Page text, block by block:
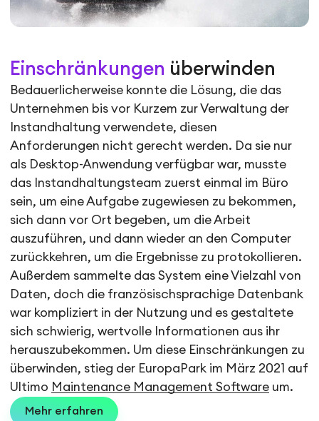
Einschränkungen überwinden
Bedauerlicherweise konnte die Lösung, die das
Unternehmen bis vor Kurzem zur Verwaltung der
Instandhaltung verwendete, diesen
Anforderungen nicht gerecht werden. Da sie nur
als Desktop-Anwendung verfügbar war, musste
das Instandhaltungsteam zuerst einmal im Büro
sein, um eine Aufgabe zugewiesen zu bekommen,
sich dann vor Ort begeben, um die Arbeit
auszuführen, und dann wieder an den Computer
zurückkehren, um die Ergebnisse zu protokollieren.
Außerdem sammelte das System eine Vielzahl von
Daten, doch die französischsprachige Datenbank
war kompliziert in der Nutzung und es gestaltete
sich schwierig, wertvolle Informationen aus ihr
herauszubekommen. Um diese Einschränkungen zu
überwinden, stieg der EuropaPark im März 2021 auf
Ultimo Maintenance Management Software um.
Mehr erfahren